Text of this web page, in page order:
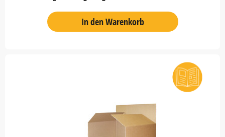
In den Warenkorb